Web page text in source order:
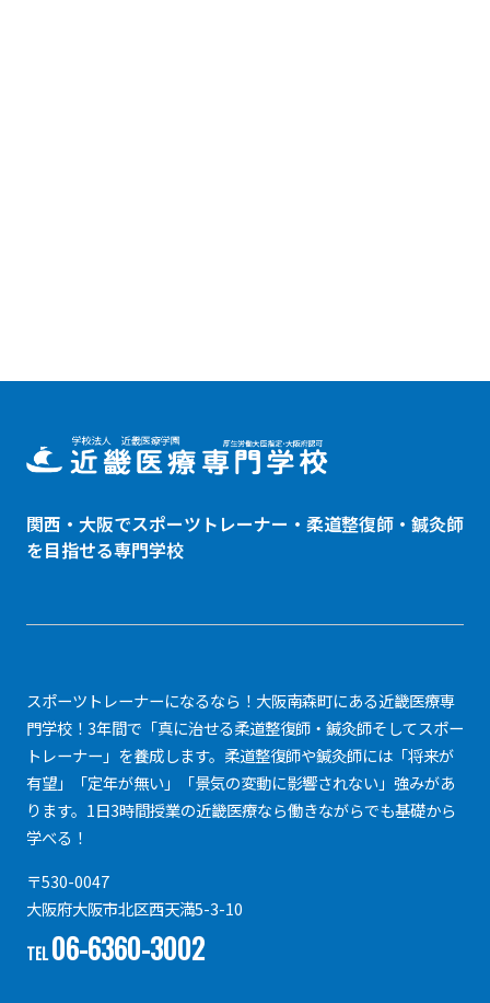
関西・大阪でスポーツトレーナー・ 柔道整復師 ・鍼灸師
を目指せる専門学校
スポーツトレーナーになるなら！大阪南森町にある近畿医療専
門学校！3年間で「真に治せる柔道整復師・鍼灸師そしてスポー
トレーナー」を養成します。柔道整復師や鍼灸師には「将来が
有望」「定年が無い」「景気の変動に影響されない」強みがあ
ります。1日3時間授業の近畿医療なら働きながらでも基礎から
学べる！
〒530-0047
大阪府大阪市北区西天満5-3-10
TEL06-6360-3002